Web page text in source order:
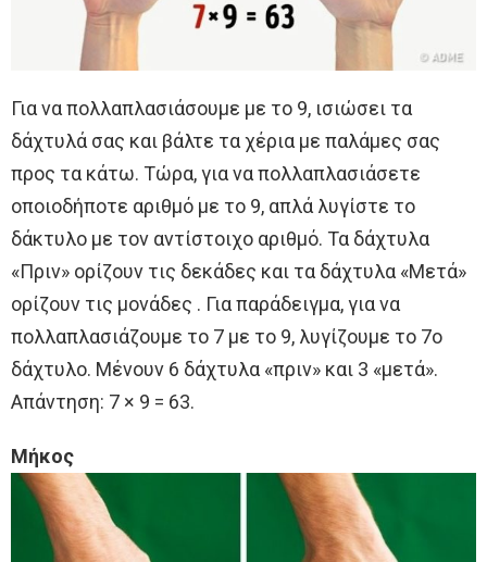
Για να πολλαπλασιάσουμε με το 9, ισιώσει τα
δάχτυλά σας και βάλτε τα χέρια με παλάμες σας
προς τα κάτω. Τώρα, για να πολλαπλασιάσετε
οποιοδήποτε αριθμό με το 9, απλά λυγίστε το
δάκτυλο με τον αντίστοιχο αριθμό. Τα δάχτυλα
«Πριν» ορίζουν τις δεκάδες και τα δάχτυλα «Μετά»
ορίζουν τις μονάδες . Για παράδειγμα, για να
πολλαπλασιάζουμε το 7 με το 9, λυγίζουμε το 7ο
δάχτυλο. Μένουν 6 δάχτυλα «πριν» και 3 «μετά».
Απάντηση: 7 × 9 = 63.
Μήκος